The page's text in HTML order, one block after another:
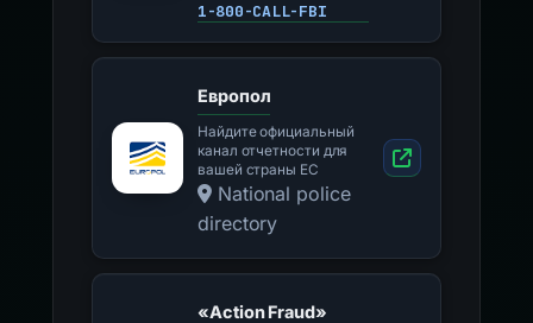
1-800-CALL-FBI
Европол
Найдите официальный
канал отчетности для
вашей страны ЕС
National police
directory
«Action Fraud»